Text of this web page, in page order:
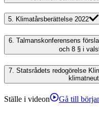
5. Klimatårsberättelse 2022
6. Talmanskonferensens
och 8 § i
7. Statsrådets redogörelse
Ställe i videon Gå till